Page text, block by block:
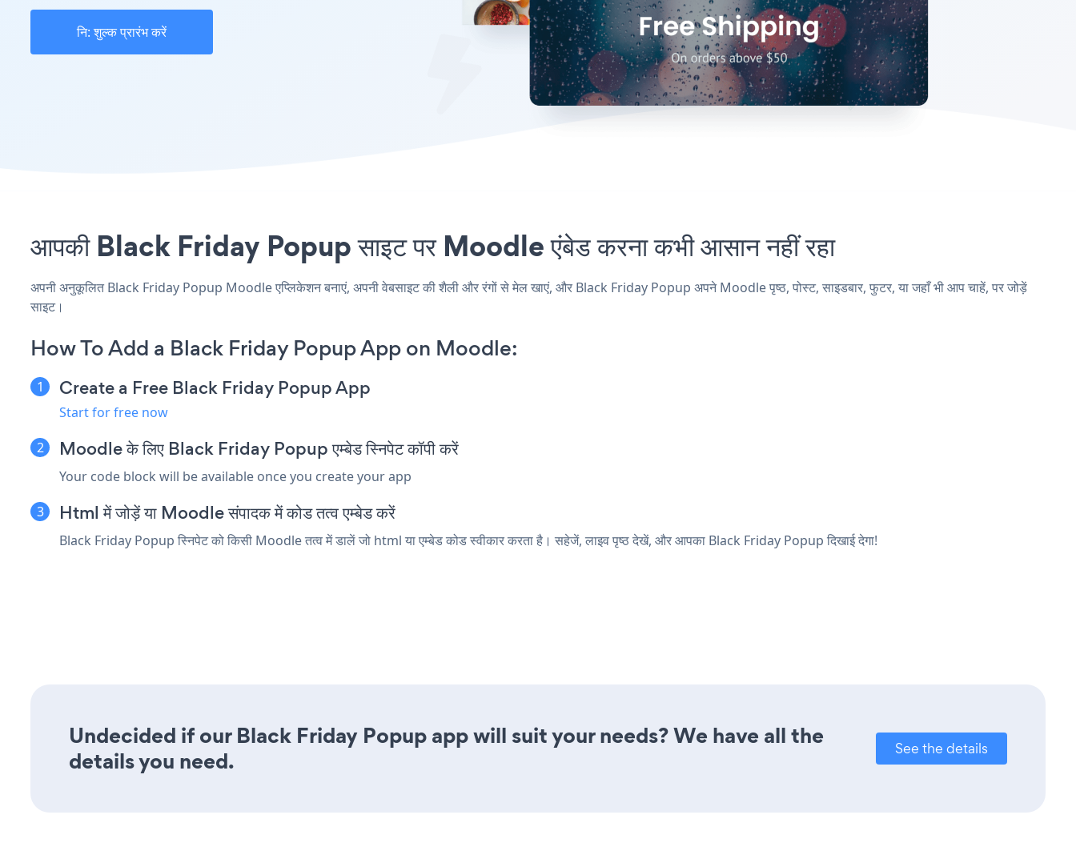
नि: शुल्क प्रारंभ करें
आपकी Black Friday Popup साइट पर Moodle एंबेड करना कभी आसान नहीं रहा
अपनी अनुकूलित Black Friday Popup Moodle एप्लिकेशन बनाएं, अपनी वेबसाइट की शैली और रंगों से मेल खाएं, और Black Friday Popup अपने Moodle पृष्ठ, पोस्ट, साइडबार, फुटर, या जहाँ भी आप चाहें, पर जोड़ें
साइट।
How To Add a Black Friday Popup App on Moodle:
Create a Free Black Friday Popup App
Start for free now
Moodle के लिए Black Friday Popup एम्बेड स्निपेट कॉपी करें
Your code block will be available once you create your app
Html में जोड़ें या Moodle संपादक में कोड तत्व एम्बेड करें
Black Friday Popup स्निपेट को किसी Moodle तत्व में डालें जो html या एम्बेड कोड स्वीकार करता है। सहेजें, लाइव पृष्ठ देखें, और आपका Black Friday Popup दिखाई देगा!
Undecided if our Black Friday Popup app will suit your needs? We have all the
details you need.
See the details